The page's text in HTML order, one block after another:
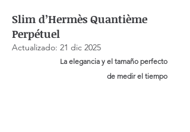
Slim d’Hermès Quantième
Perpétuel
Actualizado: 21 dic 2025
La elegancia y el tamaño perfecto
de medir el tiempo